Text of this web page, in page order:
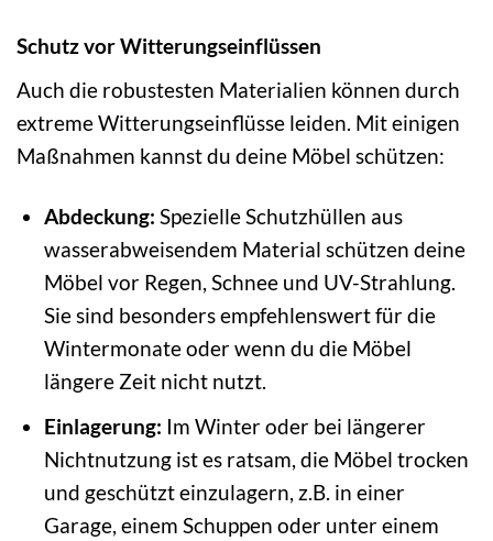
Schutz vor Witterungseinflüssen
Auch die robustesten Materialien können durch
extreme Witterungseinflüsse leiden. Mit einigen
Maßnahmen kannst du deine Möbel schützen:
Abdeckung: Spezielle Schutzhüllen aus
wasserabweisendem Material schützen deine
Möbel vor Regen, Schnee und UV-Strahlung.
Sie sind besonders empfehlenswert für die
Wintermonate oder wenn du die Möbel
längere Zeit nicht nutzt.
Einlagerung: Im Winter oder bei längerer
Nichtnutzung ist es ratsam, die Möbel trocken
und geschützt einzulagern, z.B. in einer
Garage, einem Schuppen oder unter einem